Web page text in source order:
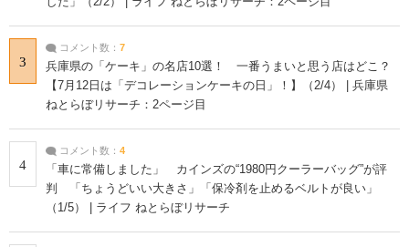
3
コメント数： 7
兵庫県の「ケーキ」の名店10選！ 一番うまいと思う店はどこ？
【7月12日は「デコレーションケーキの日」！】（2/4） | 兵庫県
ねとらぼリサーチ：2ページ目
4
コメント数： 4
「車に常備しました」 カインズの“1980円クーラーバッグ”が評
判 「ちょうどいい大きさ」「保冷剤を止めるベルトが良い」
（1/5） | ライフ ねとらぼリサーチ